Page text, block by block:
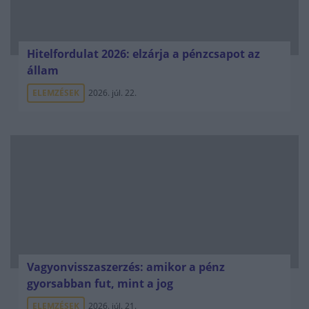
Hitelfordulat 2026: elzárja a pénzcsapot az
állam
ELEMZÉSEK 2026. júl. 22.
Vagyonvisszaszerzés: amikor a pénz
gyorsabban fut, mint a jog
ELEMZÉSEK 2026. júl. 21.